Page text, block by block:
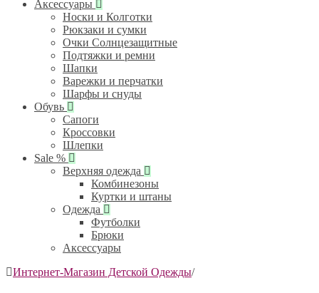
Аксессуары
Носки и Колготки
Рюкзаки и сумки
Очки Солнцезащитные
Подтяжки и ремни
Шапки
Варежки и перчатки
Шарфы и снуды
Обувь
Сапоги
Кроссовки
Шлепки
Sale %
Верхняя одежда
Комбинезоны
Куртки и штаны
Одежда
Футболки
Брюки
Аксессуары
Интернет-Магазин Детской Одежды/